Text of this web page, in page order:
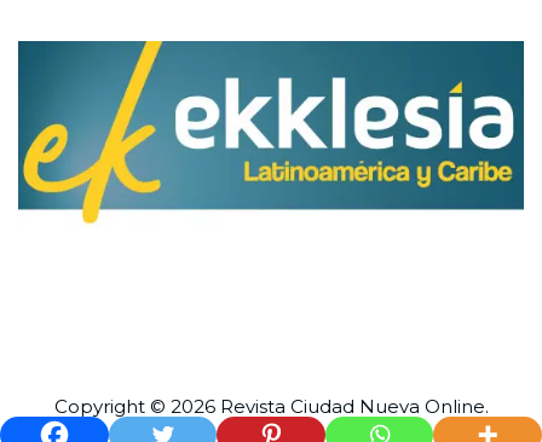
Copyright © 2026 Revista Ciudad Nueva Online.